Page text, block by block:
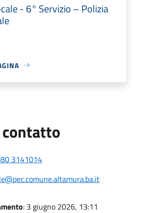
- 6° Servizio – Polizia
3141014
: 3 giugno 2026, 13:11